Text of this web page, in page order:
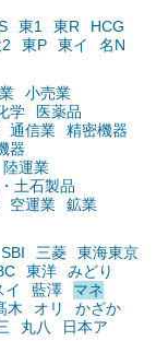
東1 東R
HCG
東P 東イ
名N
小売業
学
医薬品
通信業
精密機器
器
陸運業
土石製品
空運業
鉱業
SBI 三菱
東海東京
東洋
みどり
イ 藍澤
マネ
木 オリ
かざか
丸八
日本ア